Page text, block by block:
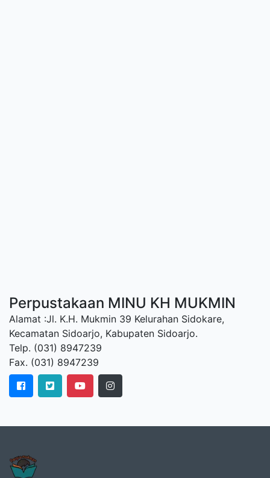
Perpustakaan MINU KH MUKMIN
Alamat :Jl. K.H. Mukmin 39 Kelurahan Sidokare,
Kecamatan Sidoarjo, Kabupaten Sidoarjo.
Telp. (031) 8947239
Fax. (031) 8947239